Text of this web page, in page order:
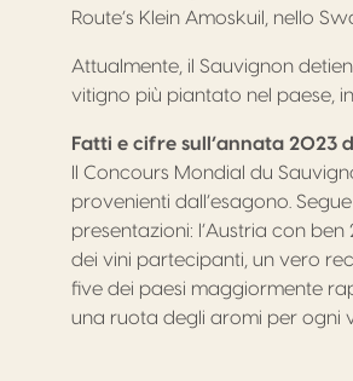
Route’s Klein Amoskuil, nello
Attualmente, il Sauvignon
vitigno più piantato nel paese,
Fatti e cifre sull’annata 2023
Il Concours Mondial du
provenienti dall’esagono.
presentazioni: l’Austria con ben
dei vini partecipanti, un vero
five dei paesi maggiormente
una ruota degli aromi per ogni